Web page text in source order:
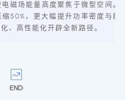
磁场能量高度聚焦于微型空间。
50%，更大幅提升功率密度与能
、高性能化开辟全新路径。
·END·